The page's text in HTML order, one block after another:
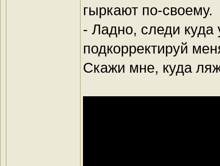
гыркают по-своему.
- Ладно, следи
подкорректируй
Скажи мне, куда